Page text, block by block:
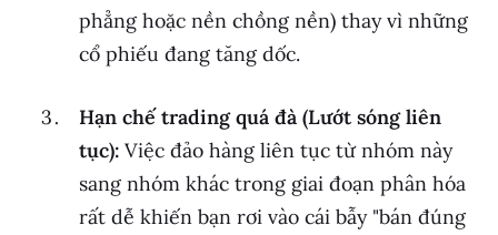
phẳng hoặc nền chồng nền) thay vì những
cổ phiếu đang tăng dốc.
Hạn chế trading quá đà (Lướt sóng liên
tục):Việc đảo hàng liên tục từ nhóm này
sang nhóm khác trong giai đoạn phân hóa
rất dễ khiến bạn rơi vào cái bẫy "bán đúng